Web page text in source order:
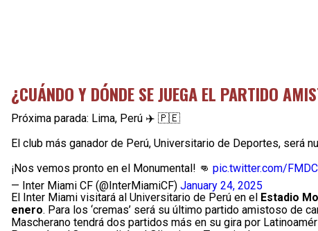
¿CUÁNDO Y DÓNDE SE JUEGA EL PARTIDO
Próxima parada: Lima, Perú ✈️ 🇵🇪
El club más ganador de Perú, Universitario de Deportes, será
¡Nos vemos pronto en el Monumental! 👊 pic.twitter.com/
— Inter Miami CF (@InterMiamiCF) January 24, 2025
El Inter Miami visitará al Universitario de Perú en el Estadio
enero. Para los ‘cremas’ será su último partido amistoso de
Mascherano tendrá dos partidos más en su gira por